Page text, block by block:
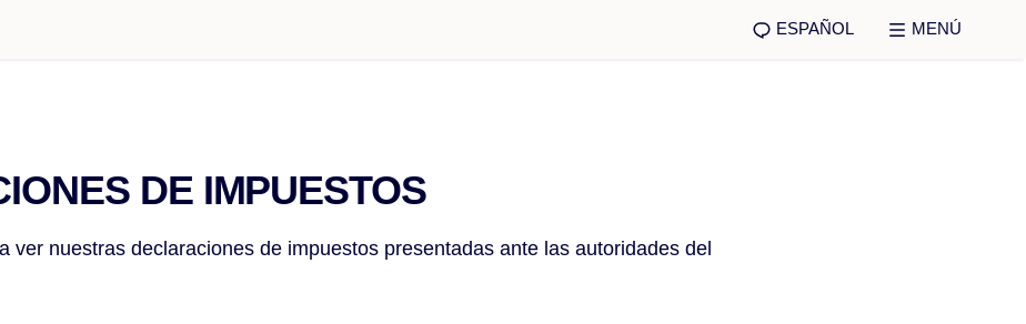
ESPAÑOL MENÚ
DE IMPUESTOS
ver nuestras declaraciones de impuestos presentadas ante las autoridades del